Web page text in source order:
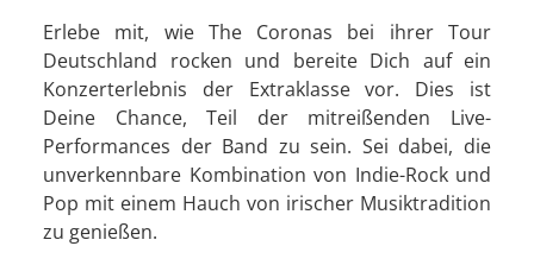
Erlebe mit, wie The Coronas bei ihrer Tour
Deutschland rocken und bereite Dich auf ein
Konzerterlebnis der Extraklasse vor. Dies ist
Deine Chance, Teil der mitreißenden Live-
Performances der Band zu sein. Sei dabei, die
unverkennbare Kombination von Indie-Rock und
Pop mit einem Hauch von irischer Musiktradition
zu genießen.